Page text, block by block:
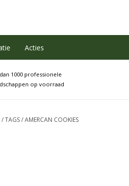
Acties
1000 professionele
op voorraad
/TAGS/AMERCAN COOKIES